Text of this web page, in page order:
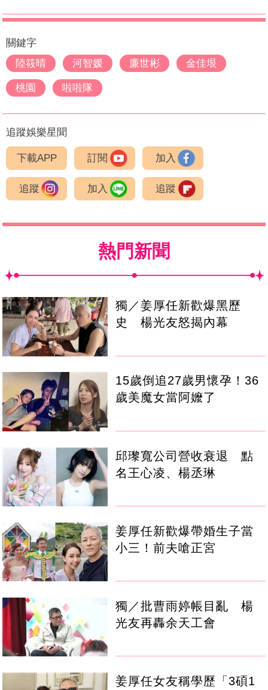
關鍵字
陸筱晴
河智媛 廉世彬 金佳垠
桃園 啦啦隊
追蹤娛樂星聞
下載APP 訂閱 加入
追蹤 加入 追蹤
熱門新聞
獨／姜厚任新歡爆黑歷
史 楊光友怒揭內幕
15歲倒追27歲男懷孕！36
歲美魔女當阿嬤了
邱瓈寬公司營收衰退 點
名王心凌、楊丞琳
姜厚任新歡爆帶婚生子當
小三！前夫嗆正宮
獨／批曹雨婷帳目亂 楊
光友再轟余天工會
姜厚任女友稱學歷「3碩1